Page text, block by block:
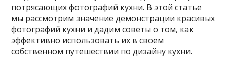
потрясающих фотографий кухни. В этой статье
мы рассмотрим значение демонстрации красивых
фотографий кухни и дадим советы о том, как
эффективно использовать их в своем
собственном путешествии по дизайну кухни.